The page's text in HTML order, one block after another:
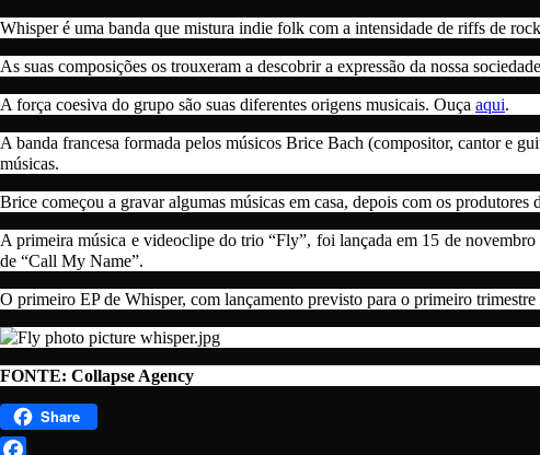
Whisper é uma banda que mistura indie folk com a intensidade de riffs de
As suas composições os trouxeram a descobrir a expressão da nossa
A força coesiva do grupo são suas diferentes origens musicais. Ouça aqui.
A banda francesa formada pelos músicos Brice Bach (compositor, cantor e
músicas.
Brice começou a gravar algumas músicas em casa, depois com os
A primeira música e videoclipe do trio “Fly”, foi lançada em 15 de
de “Call My Name”.
O primeiro EP de Whisper, com lançamento previsto para o primeiro
FONTE: Collapse Agency
Share